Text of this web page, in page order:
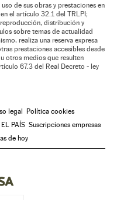
de sus obras y prestaciones en
el artículo 32.1 del TRLPI;
distribución y
sobre temas de actualidad
realiza una reserva expresa
prestaciones accesibles desde
otros medios que resulten
67.3 del Real Decreto - ley
legal Política cookies
PAÍS Suscripciones empresas
de hoy